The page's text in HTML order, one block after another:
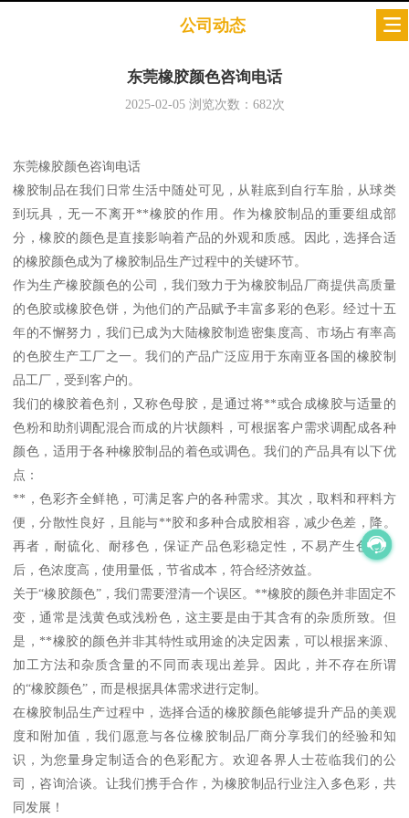
公司动态
东莞橡胶颜色咨询电话
2025-02-05浏览次数： 682次
东莞橡胶颜色咨询电话
橡胶制品在我们日常生活中随处可见，从鞋底到自行车胎，从球类
到玩具，无一不离开**橡胶的作用。作为橡胶制品的重要组成部
分，橡胶的颜色是直接影响着产品的外观和质感。因此，选择合适
的橡胶颜色成为了橡胶制品生产过程中的关键环节。
作为生产橡胶颜色的公司，我们致力于为橡胶制品厂商提供高质量
的色胶或橡胶色饼，为他们的产品赋予丰富多彩的色彩。经过十五
年的不懈努力，我们已成为大陆橡胶制造密集度高、市场占有率高
的色胶生产工厂之一。我们的产品广泛应用于东南亚各国的橡胶制
品工厂，受到客户的。
我们的橡胶着色剂，又称色母胶，是通过将**或合成橡胶与适量的
色粉和助剂调配混合而成的片状颜料，可根据客户需求调配成各种
颜色，适用于各种橡胶制品的着色或调色。我们的产品具有以下优
点：
**，色彩齐全鲜艳，可满足客户的各种需求。其次，取料和秤料方
便，分散性良好，且能与**胶和多种合成胶相容，减少色差，降。
再者，耐硫化、耐移色，保证产品色彩稳定性，不易产生色差。
后，色浓度高，使用量低，节省成本，符合经济效益。
关于“橡胶颜色”，我们需要澄清一个误区。**橡胶的颜色并非固定不
变，通常是浅黄色或浅粉色，这主要是由于其含有的杂质所致。但
是，**橡胶的颜色并非其特性或用途的决定因素，可以根据来源、
加工方法和杂质含量的不同而表现出差异。因此，并不存在所谓
的“橡胶颜色”，而是根据具体需求进行定制。
在橡胶制品生产过程中，选择合适的橡胶颜色能够提升产品的美观
度和附加值，我们愿意与各位橡胶制品厂商分享我们的经验和知
识，为您量身定制适合的色彩配方。欢迎各界人士莅临我们的公
司，咨询洽谈。让我们携手合作，为橡胶制品行业注入多色彩，共
同发展！